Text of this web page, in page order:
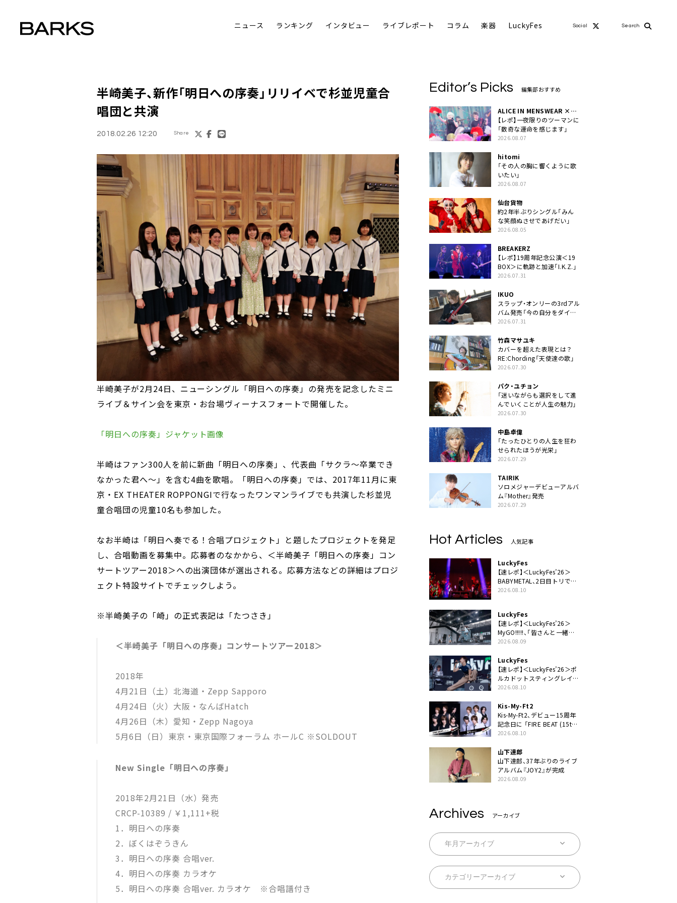
ニュース ランキング インタビュー ライブレポート コラム 楽器 LuckyFes Social Search
半崎美子、新作「明日への序奏」リリイベで杉並児童合
唱団と共演
2018.02.26 12:20 Share
半崎美子が2月24日、ニューシングル「明日への序奏」の発売を記念したミニ
ライブ＆サイン会を東京・お台場ヴィーナスフォートで開催した。
「明日への序奏」ジャケット画像
半崎はファン300人を前に新曲「明日への序奏」、代表曲「サクラ～卒業でき
なかった君へ～」を含む4曲を歌唱。「明日への序奏」では、2017年11月に東
京・EX THEATER ROPPONGIで行なったワンマンライブでも共演した杉並児
童合唱団の児童10名も参加した。
なお半崎は「明日へ奏でる！合唱プロジェクト」と題したプロジェクトを発足
し、合唱動画を募集中。応募者のなかから、＜半崎美子「明日への序奏」コン
サートツアー2018＞への出演団体が選出される。応募方法などの詳細はプロジ
ェクト特設サイトでチェックしよう。
※半崎美子の「崎」の正式表記は「たつさき」
＜半崎美子「明日への序奏」コンサートツアー2018＞
2018年
4月21日（土）北海道・Zepp Sapporo
4月24日（火）大阪・なんばHatch
4月26日（木）愛知・Zepp Nagoya
5月6日（日）東京・東京国際フォーラム ホールC ※SOLDOUT
New Single「明日への序奏」
2018年2月21日（水）発売
CRCP-10389 / ￥1,111+税
1．明日への序奏
2．ぼくはぞうきん
3．明日への序奏 合唱ver.
4．明日への序奏 カラオケ
5．明日への序奏 合唱ver. カラオケ ※合唱譜付き
Editor’s Picks 編集部おすすめ
ALICE IN MENSWEAR ×
MASCHERA
【レポ】一夜限りのツーマンに
「数奇な運命を感じます」
2026.08.07
hitomi
「その人の胸に響くように歌
いたい」
2026.08.07
仙台貨物
約2年半ぶりシングル「みん
な笑顔ぬさせであげだい」
2026.08.05
BREAKERZ
【レポ】19周年記念公演＜19
BOX＞に軌跡と加速「I.K.Z.」
2026.07.31
IKUO
スラップ・オンリーの3rdアル
バム発売「今の自分をダイレ
クトに」
2026.07.31
竹森マサユキ
カバーを超えた表現とは？
RE:Chording「天使達の歌」
2026.07.30
パク・ユチョン
「迷いながらも選択をして進
んでいくことが人生の魅力」
2026.07.30
中島卓偉
「たったひとりの人生を狂わ
せられたほうが光栄」
2026.07.29
TAIRIK
ソロメジャーデビューアルバ
ム『Mother』発売
2026.07.29
Hot Articles 人気記事
LuckyFes
【速レポ】＜LuckyFes’26＞
BABYMETAL、2日目トリで圧
倒的な存在感「超楽しいね！
2026.08.10
LuckyFes
【速レポ】＜LuckyFes’26＞
MyGO!!!!!、「皆さんと一緒に
素敵な時間を過ごしていけた
2026.08.09
LuckyFes
【速レポ】＜LuckyFes’26＞ポ
ルカドットスティングレイが
示したロックバンドの底力
ラクターである俺たちが、ラ
イブとは何であるかを教えて
やる」
2026.08.10
Kis-My-Ft2
Kis-My-Ft2、デビュー15周年
記念日に 「FIRE BEAT (15th
ver.)」「祈り (15th ver.)」配信
2026.08.10
山下達郎
山下達郎、37年ぶりのライブ
アルバム『JOY2』が完成
2026.08.09
Archives アーカイブ